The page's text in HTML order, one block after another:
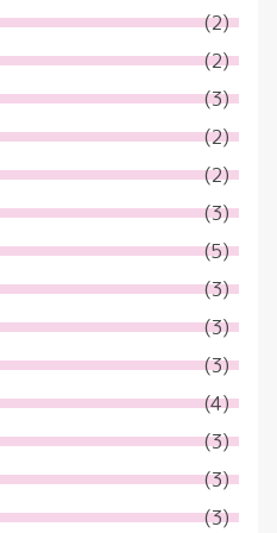
(2)
(2)
(3)
(2)
(2)
(3)
(5)
(3)
(3)
(3)
(4)
(3)
(3)
(3)